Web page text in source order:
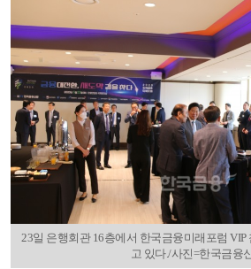
23일 은행회관 16층에서 한국금융미래포럼
고 있다./사진=한국금융